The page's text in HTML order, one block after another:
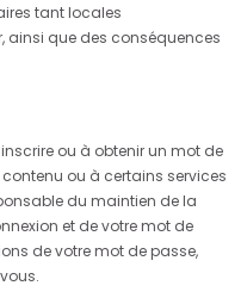
tant locales
ainsi que des conséquences
ou à obtenir un mot de
ou à certains services
du maintien de la
et de votre mot de
de votre mot de passe,